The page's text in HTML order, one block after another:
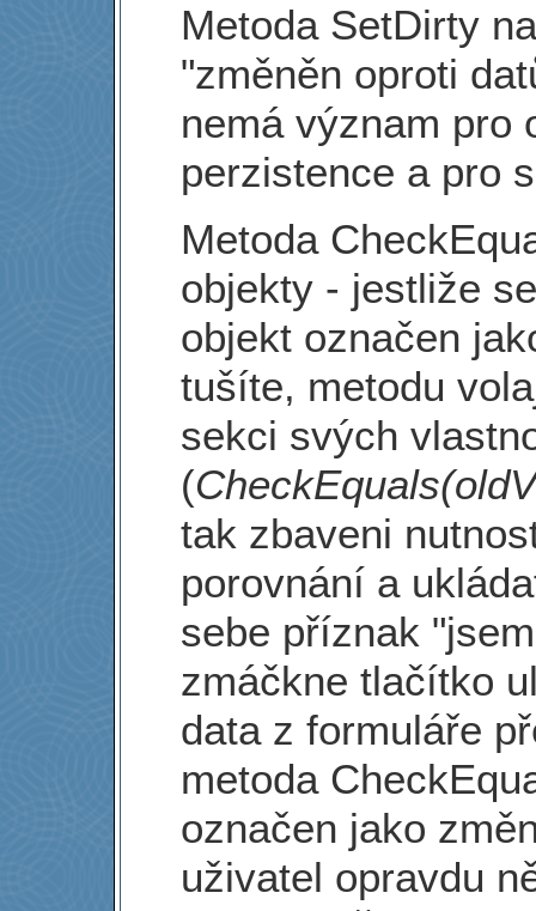
Metoda SetDirty
"změněn oproti
nemá význam pro
perzistence a pro
Metoda
objekty - jestliže
objekt označen
tušíte, metodu
sekci svých
(
tak zbaveni
porovnání a
sebe příznak
zmáčkne tlačítko
data z formuláře
metoda
označen jako
uživatel opravdu